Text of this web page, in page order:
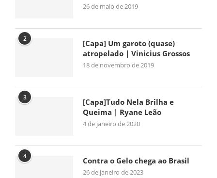
26 de maio de 2019
2
[Capa] Um garoto (quase)
atropelado | Vinicius Grossos
18 de novembro de 2019
3
[Capa]Tudo Nela Brilha e
Queima | Ryane Leão
4 de janeiro de 2020
4 Contra o Gelo chega ao Brasil
26 de janeiro de 2023